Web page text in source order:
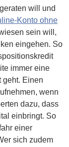
will und
Konto ohne
sein will,
eingehen. So
immer eine
geht. Einen
wenn
dazu, dass
einbringt. So
einer
sich zudem